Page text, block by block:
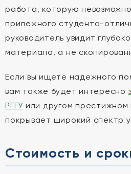
работа, которую
прилежного студента-
руководитель увидит
материала, а не
Если вы ищете надежного
вам также будет интересно
РГГУ или другом
покрывает широкий спектр
Стоимость и